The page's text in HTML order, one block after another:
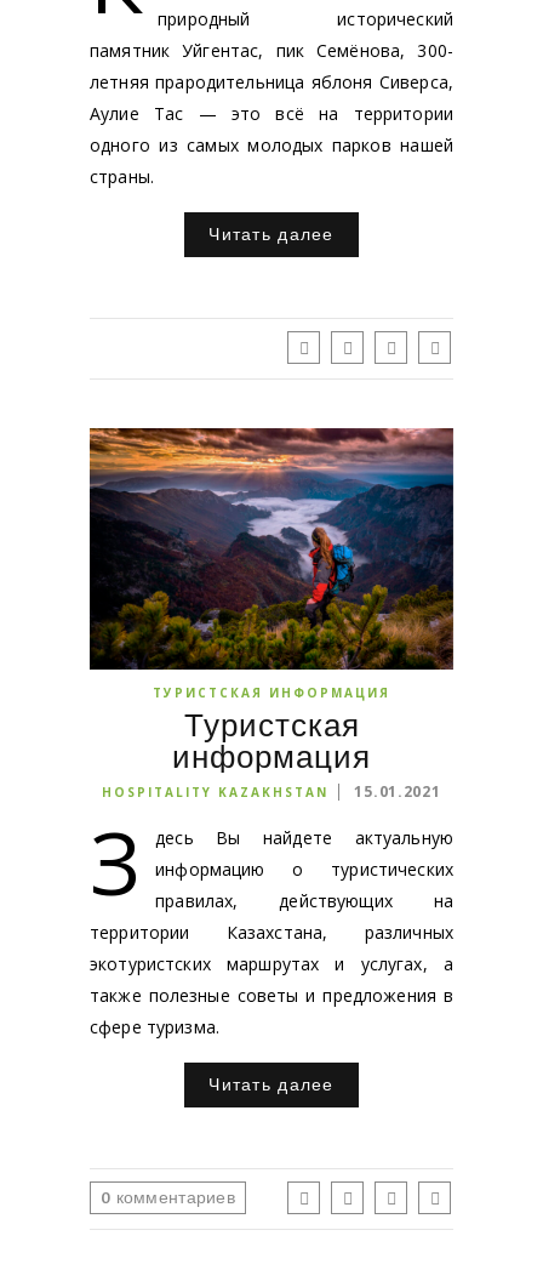
природный исторический
памятник Уйгентас, пик Семёнова, 300-
летняя прародительница яблоня Сиверса,
Аулие Тас — это всё на территории
одного из самых молодых парков нашей
страны.
Читать далее
ТУРИСТСКАЯ ИНФОРМАЦИЯ
Туристская
информация
HOSPITALITY KAZAKHSTAN 15.01.2021
З
десь Вы найдете актуальную
информацию о туристических
правилах, действующих на
территории Казахстана, различных
экотуристских маршрутах и услугах, а
также полезные советы и предложения в
сфере туризма.
Читать далее
0 комментариев